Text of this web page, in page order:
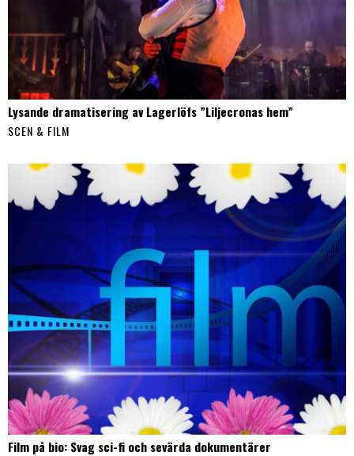
Lysande dramatisering av Lagerlöfs ”Liljecronas hem”
SCEN & FILM
Film på bio: Svag sci-fi och sevärda dokumentärer